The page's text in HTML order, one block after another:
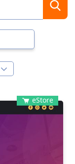
eStore